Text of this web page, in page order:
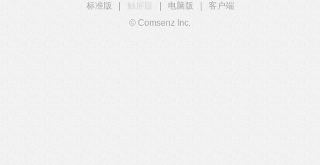
标准版
触屏版 电脑版
客户端
© Comsenz Inc.